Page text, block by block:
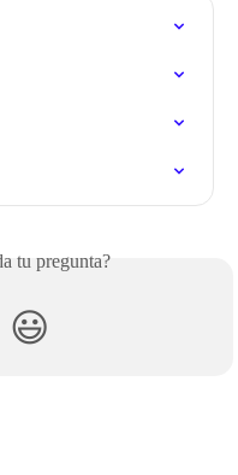
tu pregunta?
😃